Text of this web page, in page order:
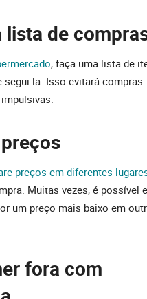
lista de
, faça uma lista de
segui-la. Isso evitará compras
preços em diferentes
Muitas vezes, é possível
um preço mais baixo em
fora com